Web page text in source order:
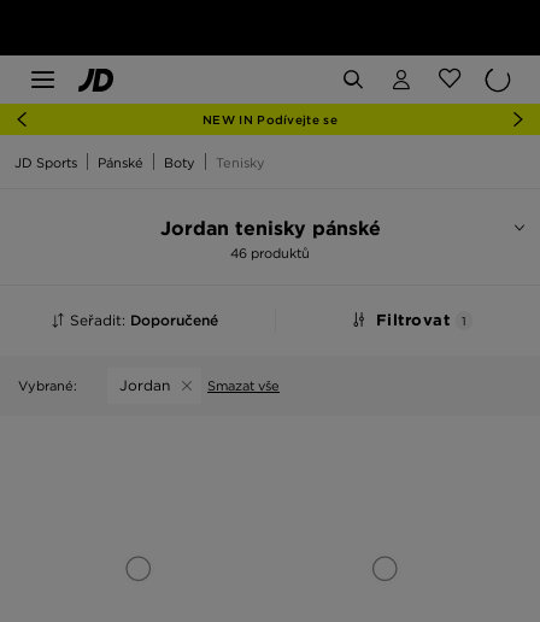
NEW IN Podívejte se
JD Sports Pánské Boty Tenisky
Jordan tenisky pánské
46 produktů
Seřadit: Doporučené Filtrovat 1
Vybrané: Jordan Smazat vše